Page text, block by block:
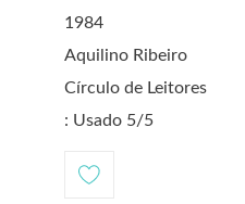
1984
Aquilino Ribeiro
Círculo de Leitores
: Usado 5/5